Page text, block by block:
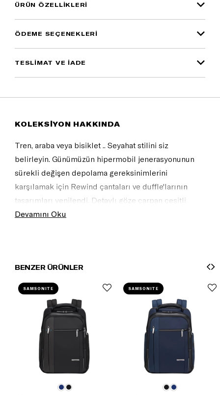
ÜRÜN ÖZELLIKLERI
ÖDEME SEÇENEKLERI
TESLİMAT VE İADE
KOLEKSİYON HAKKINDA
Tren, araba veya bisiklet .. Seyahat stilini siz
belirleyin. Günümüzün hipermobil jenerasyonunun
sürekli değişen depolama gereksinimlerini
karşılamak için Rewind çantaları ve duffle'larının
tasarımları yenilendi. Detaylı göze çarpan çeşitli
renkleri, geniş bir işlevsel özellik yelpazesine sahip
Devamını Oku
BENZER ÜRÜNLER
SAMSONITE SAMSONITE